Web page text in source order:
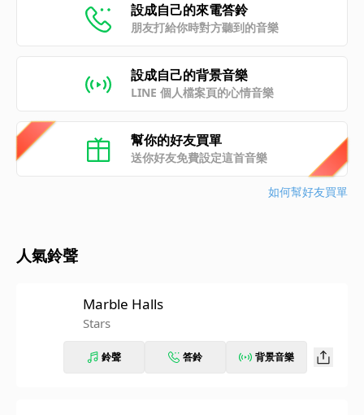
設成自己的來電答鈴
朋友打給你時對方聽到的音樂
設成自己的背景音樂
LINE 個人檔案頁的心情音樂
幫你的好友買單
送你好友免費設定這首音樂
如何幫好友買單
人氣鈴聲
Marble Halls
Stars
鈴聲 答鈴 背景音樂